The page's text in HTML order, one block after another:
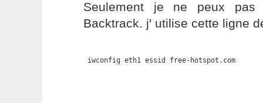
Seulement je ne peux pas
Backtrack. j' utilise cette ligne
iwconfig eth1 essid free-hotspot.com